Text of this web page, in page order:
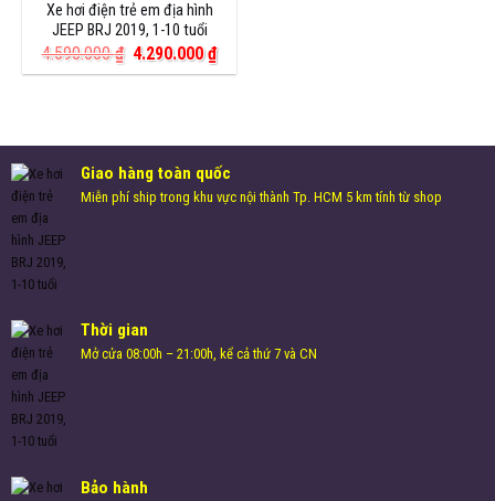
Xe hơi điện trẻ em địa hình
JEEP BRJ 2019, 1-10 tuổi
4.590.000₫ Giá
gốc
4.290.000₫Giá
hiện
Giao hàng toàn quốc
Miễn phí ship trong khu vực nội thành Tp. HCM 5 km tính từ shop
Thời gian
Mở cửa 08:00h – 21:00h, kể cả thứ 7 và CN
Bảo hành